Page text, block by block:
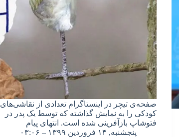
صفحه‌ی تیچر در اینستاگرام تعدادی از نقاشی‌های
کودکی را به نمایش گذاشته که توسط یک پدر در
فتوشاپ بازآفرینی شده است. انتهای پیام
پنجشنبه, ۱۴ فروردین ۱۳۹۹ – ۰۳:۰۶